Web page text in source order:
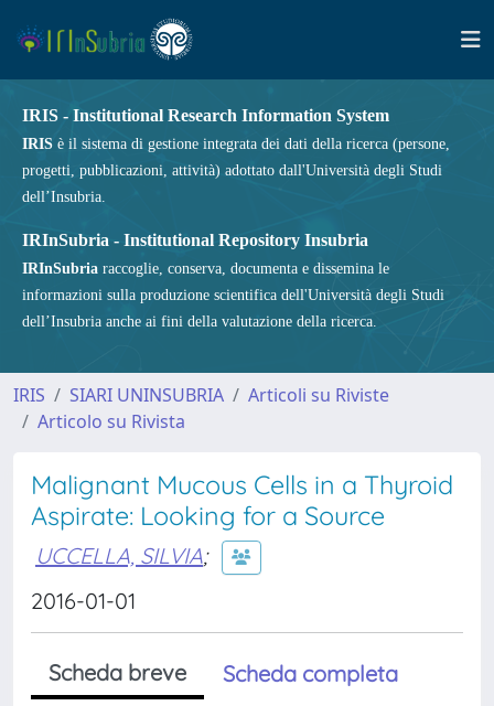
IRIS - Institutional Research Information System
IRIS è il sistema di gestione integrata dei dati della ricerca (persone,
progetti, pubblicazioni, attività) adottato dall'Università degli Studi
dell’Insubria.
IRInSubria - Institutional Repository Insubria
IRInSubria raccoglie, conserva, documenta e dissemina le
informazioni sulla produzione scientifica dell'Università degli Studi
dell’Insubria anche ai fini della valutazione della ricerca.
IRIS SIARI UNINSUBRIA
Articoli su Riviste
Articolo su Rivista
Malignant Mucous Cells in a Thyroid
Aspirate: Looking for a Source
UCCELLA, SILVIA;
2016-01-01
Scheda breve
Scheda completa